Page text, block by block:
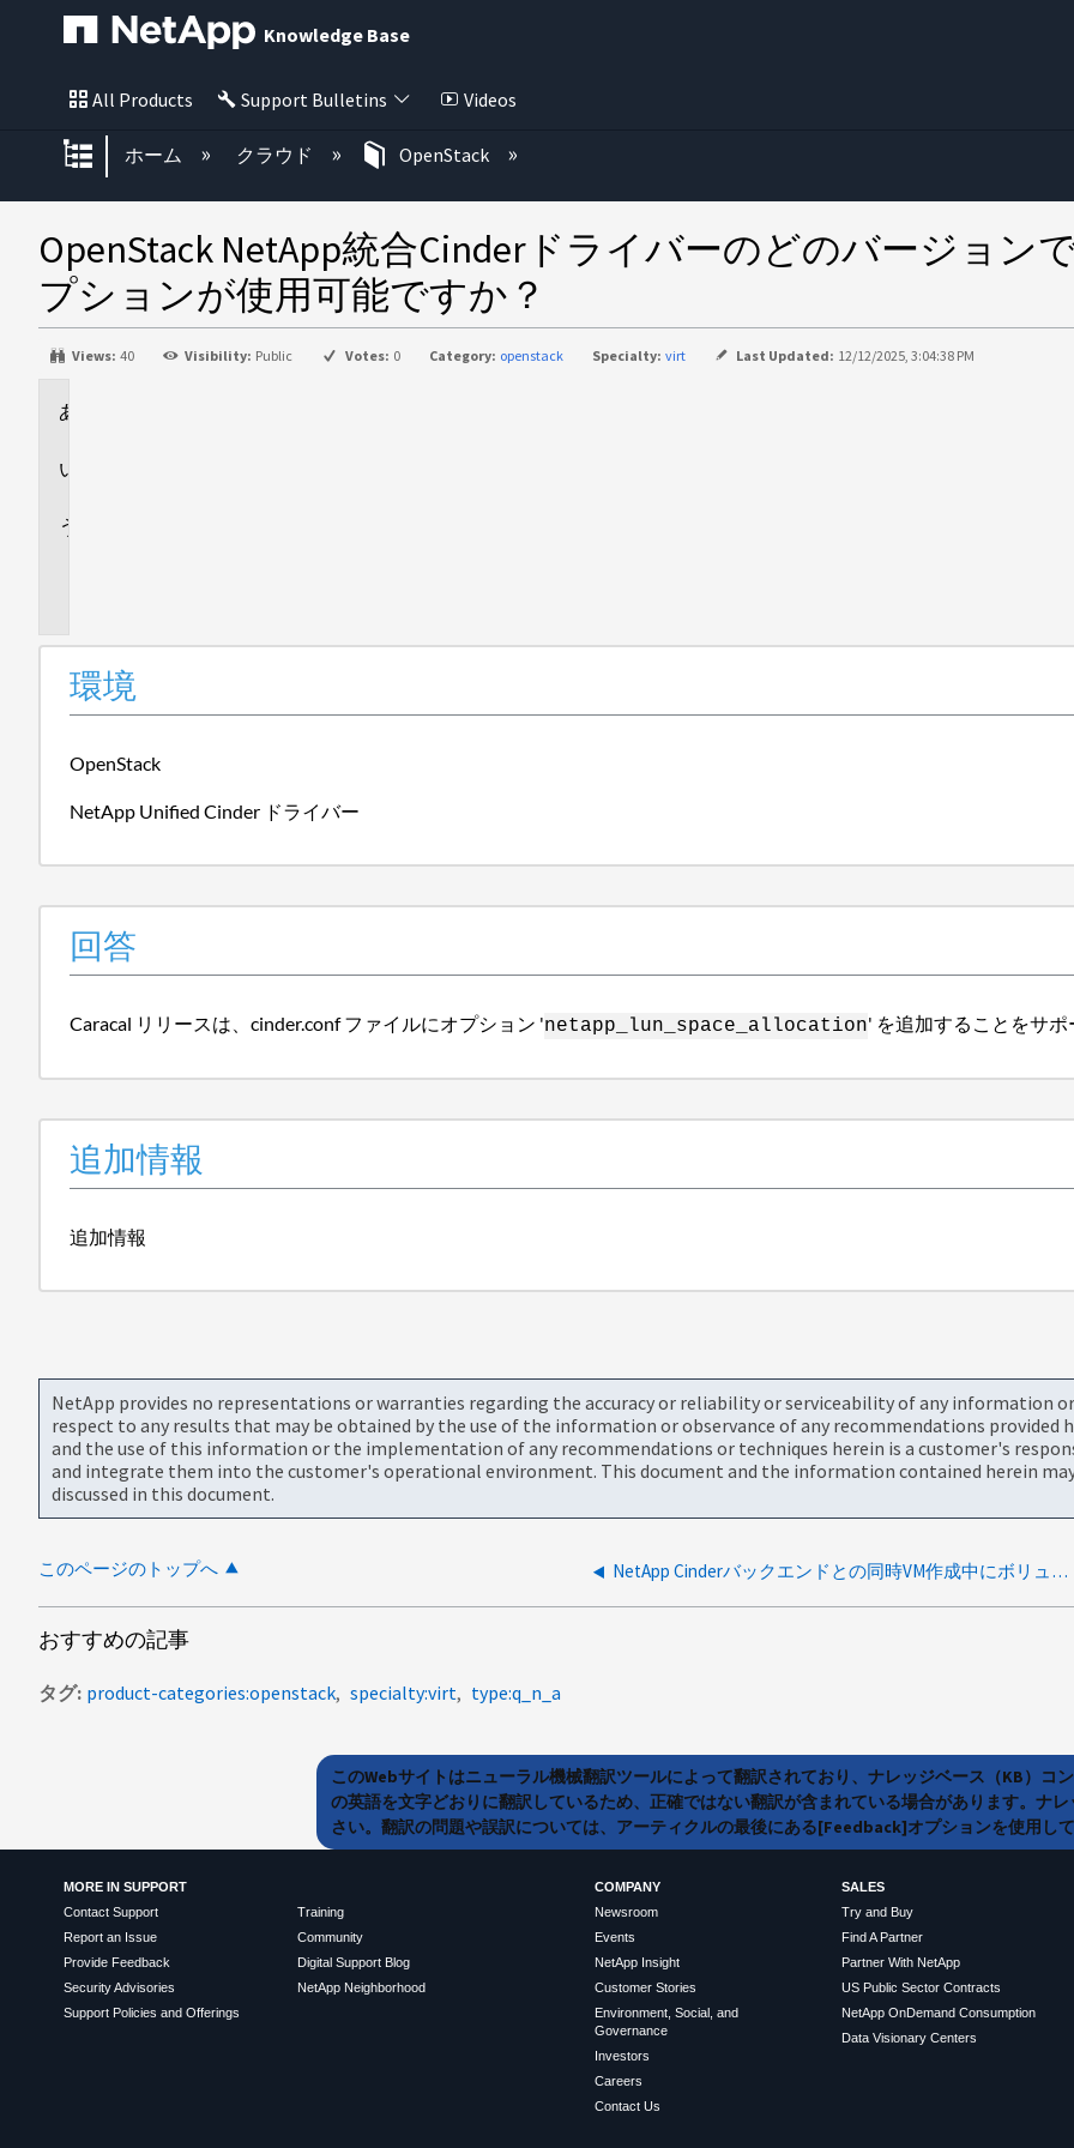
Knowledge Base
All Products Support Bulletins Videos
グローバル階層を展開/折りたたむ
ホーム クラウド OpenStack
OpenStack NetApp統合Cinderドライバーのどのバージョン
プションが使用可能ですか？
Views: 40 Visibility: Public Votes: 0 Category: openstack Specialty: virt Last Updated: 12/12/2025, 3:04:38 PM
環境
OpenStack
NetApp Unified Cinder ドライバー
回答
Caracal リリースは、cinder.conf ファイルにオプション 'netapp_lun_space_allocation' を追加することをサポ
追加情報
追加情報
NetApp provides no representations or warranties regarding the accuracy or reliability or serviceability of any information
respect to any results that may be obtained by the use of the information or observance of any recommendations provided
and the use of this information or the implementation of any recommendations or techniques herein is a customer's
and integrate them into the customer's operational environment. This document and the information contained herein
discussed in this document.
このページのトップへ NetApp Cinderバックエンドとの同時VM作成中にボリュームがアタッチ状態のままになる
おすすめの記事
タグ product-categories:openstack specialty:virt type:q_n_a
このWebサイトはニューラル機械翻訳ツールによって翻訳されており、ナレッジベース（KB）
の英語を文字どおりに翻訳しているため、正確ではない翻訳が含まれている場合があります。ナ
さい。翻訳の問題や誤訳については、アーティクルの最後にある[Feedback]オプションを使用して
MORE IN SUPPORT
Contact Support
Report an Issue
Provide Feedback
Security Advisories
Support Policies and Offerings
Training
Community
Digital Support Blog
NetApp Neighborhood
COMPANY
Newsroom
Events
NetApp Insight
Customer Stories
Environment, Social, and
Governance
Investors
Careers
Contact Us
SALES
Try and Buy
Find A Partner
Partner With NetApp
US Public Sector Contracts
NetApp OnDemand Consumption
Data Visionary Centers